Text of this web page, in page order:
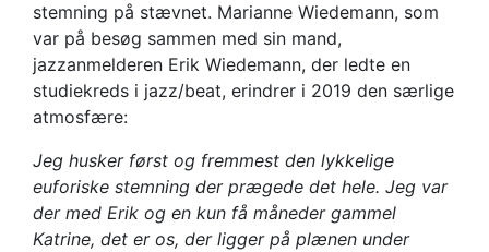
stemning på stævnet. Marianne Wiedemann, som
var på besøg sammen med sin mand,
jazzanmelderen Erik Wiedemann, der ledte en
studiekreds i jazz/beat, erindrer i 2019 den særlige
atmosfære:
Jeg husker først og fremmest den lykkelige
euforiske stemning der prægede det hele. Jeg var
der med Erik og en kun få måneder gammel
Katrine, det er os, der ligger på plænen under